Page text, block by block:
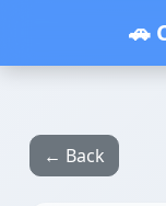
🚗
← Back